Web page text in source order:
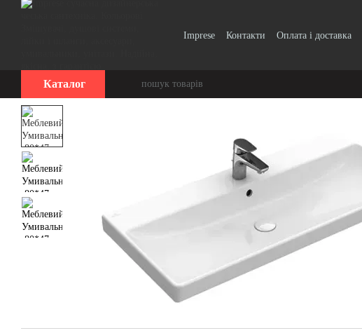
Перейти до основного контенту
Imprese Контакти Оплата і доставка
Каталог